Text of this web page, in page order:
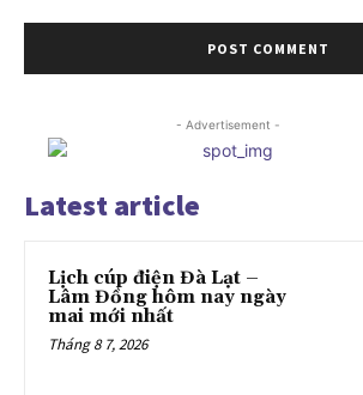
- Advertisement -
Latest article
Lịch cúp điện Đà Lạt –
Lâm Đồng hôm nay ngày
mai mới nhất
Tháng 8 7, 2026